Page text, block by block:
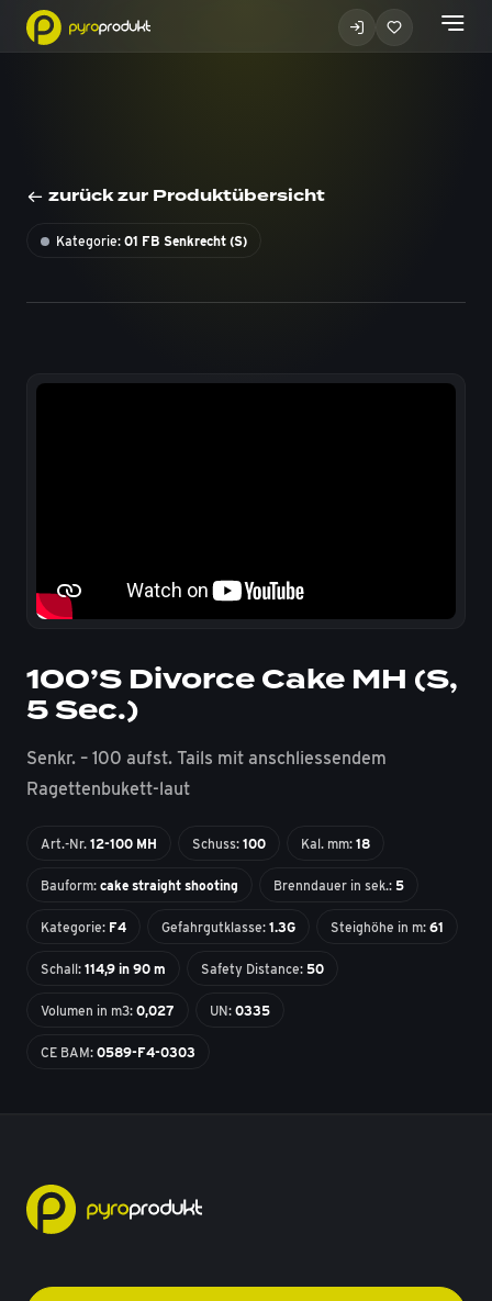
zurück zur Produktübersicht
Kategorie: 01 FB Senkrecht (S)
100’S Divorce Cake MH (S,
5 Sec.)
Senkr. – 100 aufst. Tails mit anschliessendem
Ragettenbukett-laut
Art.-Nr. 12-100 MH Schuss: 100 Kal. mm: 18
Bauform: cake straight shooting Brenndauer in sek.: 5
Kategorie: F4 Gefahrgutklasse: 1.3G Steighöhe in m: 61
Schall: 114,9 in 90 m Safety Distance: 50
Volumen in m3: 0,027 UN: 0335
CE BAM: 0589-F4-0303